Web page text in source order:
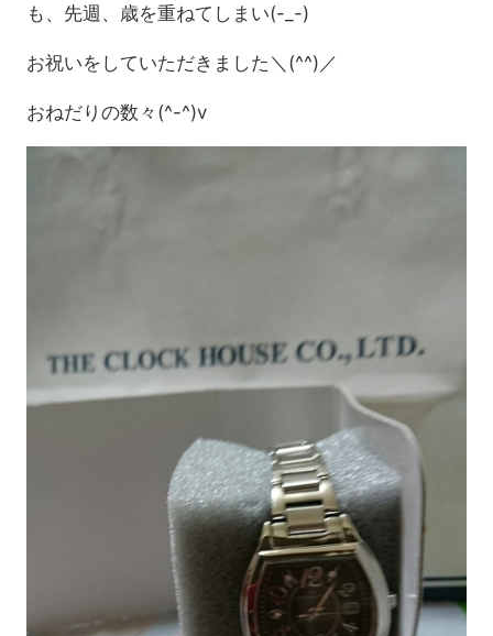
も、先週、歳を重ねてしまい(-_-)
お祝いをしていただきました＼(^^)／
おねだりの数々(^-^)v